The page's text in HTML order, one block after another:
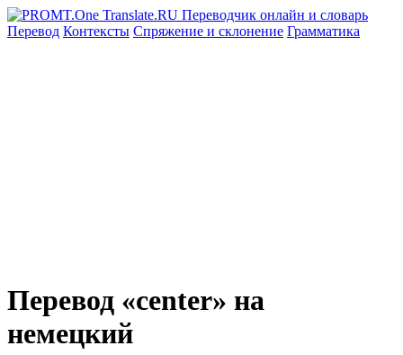
Перевод Контексты Спряжение и склонение Грамматика
Перевод «center» на
немецкий